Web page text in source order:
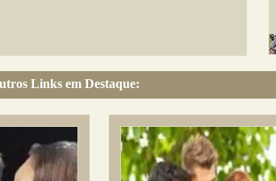
Links em Destaque: